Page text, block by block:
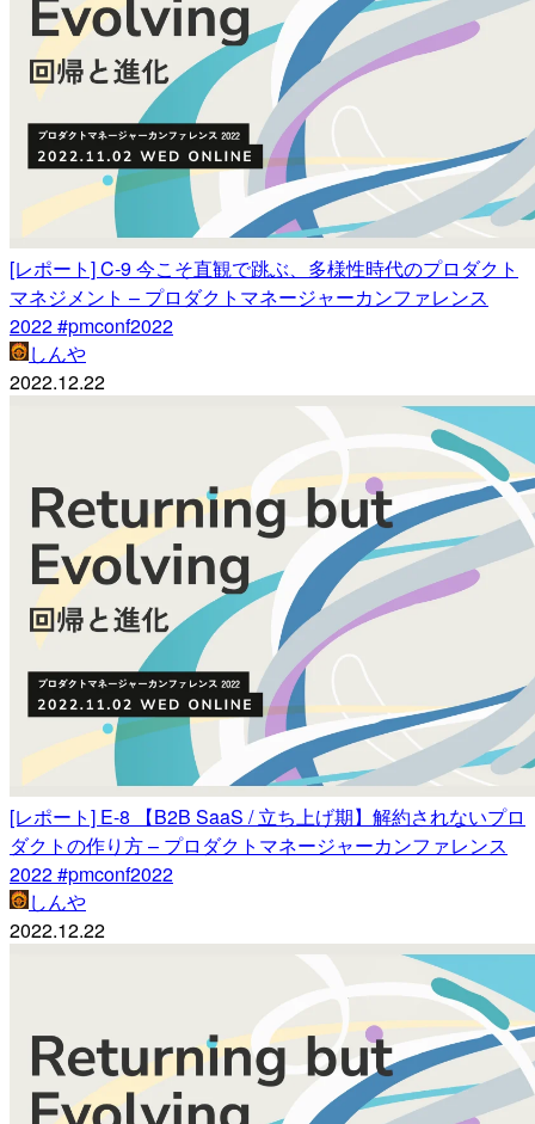
[レポート] C-9 今こそ直観で跳ぶ、多様性時代のプロダクト
マネジメント – プロダクトマネージャーカンファレンス
2022 #pmconf2022
しんや
2022.12.22
[レポート] E-8 【B2B SaaS / 立ち上げ期】解約されないプロ
ダクトの作り方 – プロダクトマネージャーカンファレンス
2022 #pmconf2022
しんや
2022.12.22